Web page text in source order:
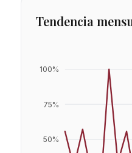
Tendencia
50%
75%
100%